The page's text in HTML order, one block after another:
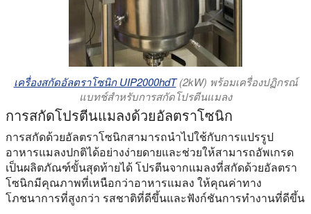
เครื่องสกัดอัลตราโซนิก UIP2000hdT(2kW) พร้อมเครื่องปฏิกรณ์
แบทช์สําหรับการสกัดโปรตีนแมลง
การสกัดโปรตีนแมลงด้วยอัลตราโซนิก
การสกัดด้วยอัลตราโซนิกสามารถนําไปใช้กับการแปรรูป
อาหารแมลงปกติได้อย่างง่ายดายและช่วยให้สามารถอัพเกรด
เป็นผลิตภัณฑ์ขั้นสุดท้ายได้ โปรตีนจากแมลงที่สกัดด้วยอัลตรา
โซนิกมีคุณภาพที่เหนือกว่าอาหารแมลง ให้คุณค่าทาง
โภชนาการที่สูงกว่า รสชาติที่ดีขึ้นและฟังก์ชันการทํางานที่ดีขึ้น